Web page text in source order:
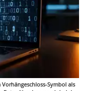
Symbol als